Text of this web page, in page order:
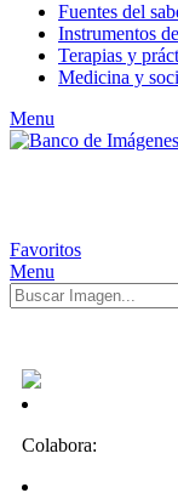
Fuentes del
Instrumentos
Terapias y
Medicina y
Menu
Favoritos
Menu
Colabora: